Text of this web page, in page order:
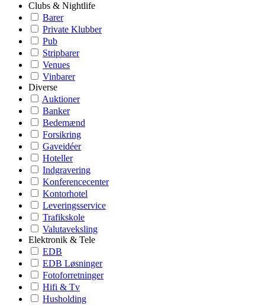
Clubs & Nightlife
Barer
Private Klubber
Pub
Stripbarer
Venues
Vinbarer
Diverse
Auktioner
Banker
Bedemænd
Forsikring
Gaveidéer
Hoteller
Indgravering
Konferencecenter
Kontorhotel
Leveringsservice
Trafikskole
Valutaveksling
Elektronik & Tele
EDB
EDB Løsninger
Fotoforretninger
Hifi & Tv
Husholding